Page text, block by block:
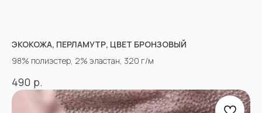
ЭКОКОЖА, ПЕРЛАМУТР, ЦВЕТ БРОНЗОВЫЙ
98% полиэстер, 2% эластан, 320 г/м
490 р.